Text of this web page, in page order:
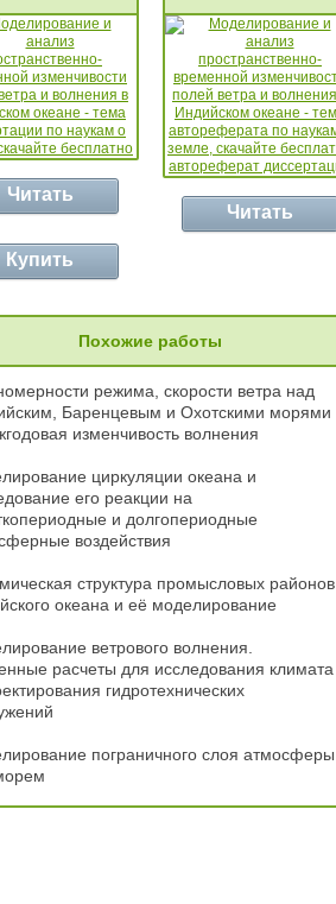
Читать
Читать
Купить
Похожие работы
режима, скорости ветра над
Баренцевым и Охотскими морями
изменчивость волнения
циркуляции океана и
его реакции на
и долгопериодные
воздействия
структура промысловых районов
океана и её моделирование
ветрового волнения.
расчеты для исследования климата
гидротехнических
пограничного слоя атмосферы